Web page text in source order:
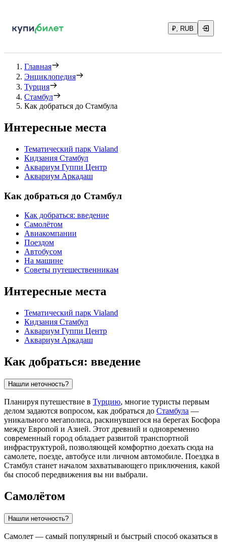
₽, RUB
Главная
Энциклопедия
Турция
Стамбул
Как добраться до Стамбула
Интересные места
Тематический парк Vialand
Кидзания Стамбул
Аквариум Гуппи Центр
Аквариум Аркадаш
Как добраться до Стамбул
Как добраться: введение
Самолётом
Авиакомпании
Поездом
Автобусом
На машине
Советы путешественникам
Интересные места
Тематический парк Vialand
Кидзания Стамбул
Аквариум Гуппи Центр
Аквариум Аркадаш
Как добраться: введение
Нашли неточность?
Планируя путешествие в Турцию, многие туристы первым
делом задаются вопросом, как добраться до Стамбула —
уникального мегаполиса, раскинувшегося на берегах Босфора
между Европой и Азией. Этот древний и одновременно
современный город обладает развитой транспортной
инфраструктурой, позволяющей комфортно доехать сюда на
самолете, поезде, автобусе или личном автомобиле. Поездка в
Стамбул станет началом захватывающего приключения, какой
бы способ передвижения вы ни выбрали.
Самолётом
Нашли неточность?
Самолет — самый популярный и быстрый способ оказаться в